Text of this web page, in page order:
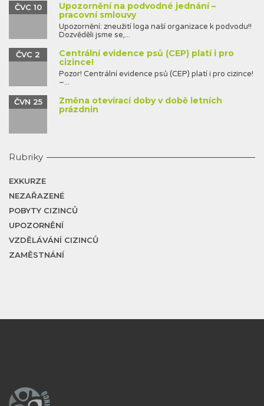
Upozornění na podvodné jednání –
pracovní smlouvy
ČVC 10
Upozornění: zneužití loga naší organizace k podvodu!!
Dozvěděli jsme se,...
Centrální evidence psů (CEP) platí i pro
cizince!
ČVC 2
Pozor! Centrální evidence psů (CEP) platí i pro cizince!
–...
Změna otevírací doby v době letních
prázdnin
ČVN 25
Rubriky
EXKURZE
NEZAŘAZENÉ
POBYTY CIZINCŮ
UPOZORNĚNÍ
VZDĚLÁVÁNÍ CIZINCŮ
ZAMĚSTNÁNÍ